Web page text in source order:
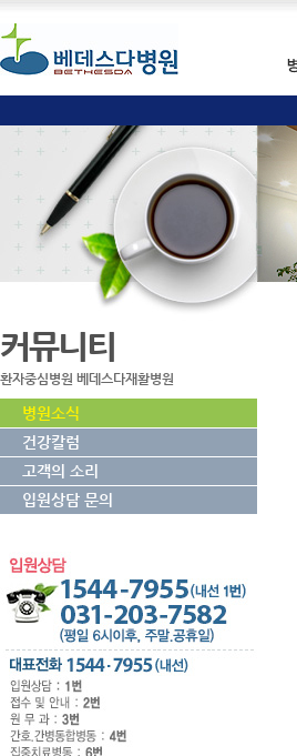
커뮤니티
환자중심병원 베데스다재활병원
병원소식
건강칼럼
고객의 소리
입원상담 문의